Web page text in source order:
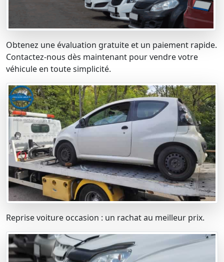
Obtenez une évaluation gratuite et un paiement rapide.
Contactez-nous dès maintenant pour vendre votre
véhicule en toute simplicité.
Reprise voiture occasion : un rachat au meilleur prix.